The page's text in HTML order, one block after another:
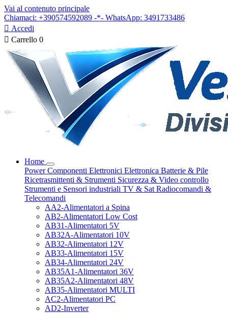
Vai al contenuto principale
Chiamaci: +390574592089 -*- WhatsApp: 3491733486
 Accedi
 Carrello 0
Home
PowerComponenti Elettronici Elettronica Batterie & Pile
Ricetrasmittenti & Strumenti Sicurezza & Video controllo
Strumenti e Sensori industriali TV & Sat Radiocomandi &
Telecomandi
AA2-Alimentatori a Spina
AB2-Alimentatori Low Cost
AB31-Alimentatori 5V
AB32A-Alimentatori 10V
AB32-Alimentatori 12V
AB33-Alimentatori 15V
AB34-Alimentatori 24V
AB35A1-Alimentatori 36V
AB35A2-Alimentatori 48V
AB35-Alimentatori MULTI
AC2-Alimentatori PC
AD2-Inverter